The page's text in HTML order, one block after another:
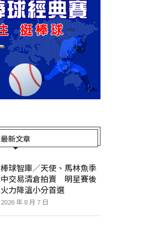
最新文章
棒球智庫／天使、馬林魚季
中交易清倉拍賣 明星賽後
火力降溫小分首選
2026 年 8 月 7 日